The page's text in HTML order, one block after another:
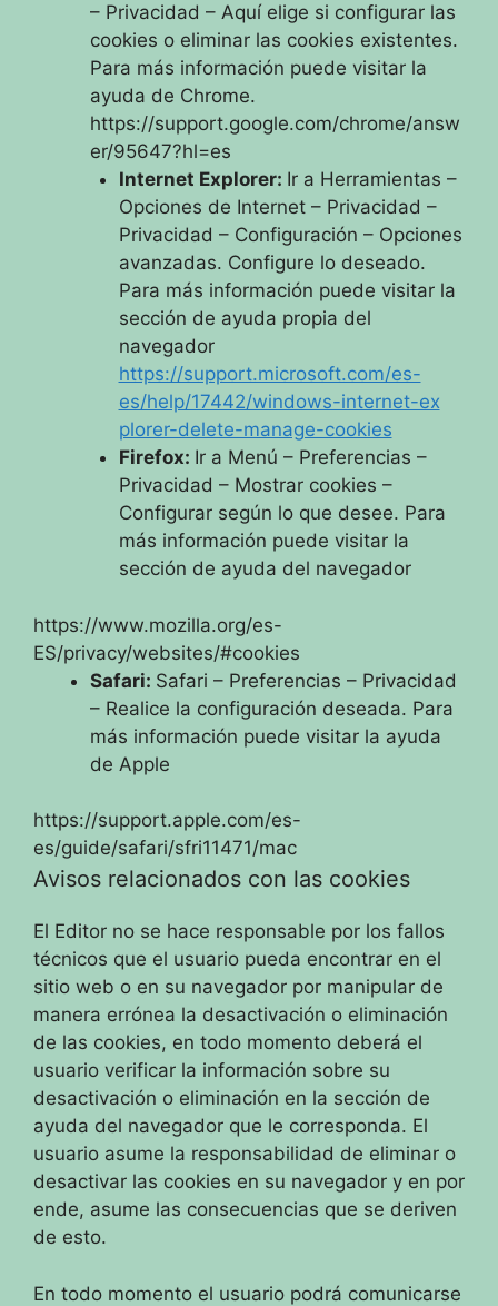
– Privacidad – Aquí elige si configurar las
cookies o eliminar las cookies existentes.
Para más información puede visitar la
ayuda de Chrome.
https://support.google.com/chrome/answ
er/95647?hl=es
Internet Explorer: Ir a Herramientas –
Opciones de Internet – Privacidad –
Privacidad – Configuración – Opciones
avanzadas. Configure lo deseado.
Para más información puede visitar la
sección de ayuda propia del
navegador
https://support.microsoft.com/es-
es/help/17442/windows-internet-ex
plorer-delete-manage-cookies
Firefox: Ir a Menú – Preferencias –
Privacidad – Mostrar cookies –
Configurar según lo que desee. Para
más información puede visitar la
sección de ayuda del navegador
https://www.mozilla.org/es-
ES/privacy/websites/#cookies
Safari: Safari – Preferencias – Privacidad
– Realice la configuración deseada. Para
más información puede visitar la ayuda
de Apple
https://support.apple.com/es-
es/guide/safari/sfri11471/mac
Avisos relacionados con las cookies
El Editor no se hace responsable por los fallos
técnicos que el usuario pueda encontrar en el
sitio web o en su navegador por manipular de
manera errónea la desactivación o eliminación
de las cookies, en todo momento deberá el
usuario verificar la información sobre su
desactivación o eliminación en la sección de
ayuda del navegador que le corresponda. El
usuario asume la responsabilidad de eliminar o
desactivar las cookies en su navegador y en por
ende, asume las consecuencias que se deriven
de esto.
En todo momento el usuario podrá comunicarse